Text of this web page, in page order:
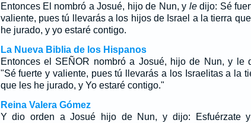
Entonces El nombró a Josué, hijo de Nun, y ledijo: Sé
valiente, pues tú llevarás a los hijos de Israel a la tierra
he jurado, y yo estaré contigo.
La Nueva Biblia de los Hispanos
Entonces el SEÑOR nombró a Josué, hijo de Nun, y le
"Sé fuerte y valiente, pues tú llevarás a los Israelitas a la
que les he jurado, y Yo estaré contigo."
Reina Valera Gómez
Y dio orden a Josué hijo de Nun, y dijo: Esfuérzate